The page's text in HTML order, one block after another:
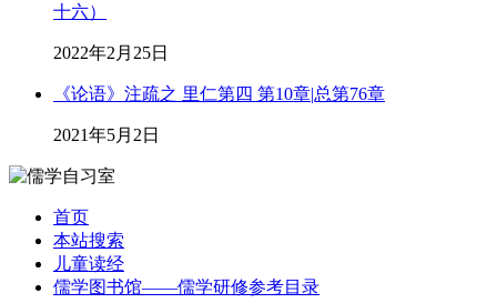
十六）
2022年2月25日
《论语》注疏之 里仁第四 第10章|总第76章
2021年5月2日
首页
本站搜索
儿童读经
儒学图书馆——儒学研修参考目录